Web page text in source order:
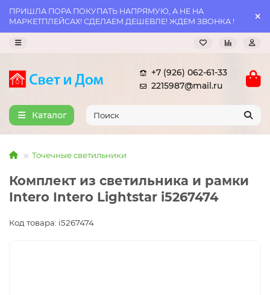
ПРИШЛА ПОРА ПОКУПАТЬ НАПРЯМУЮ, А НЕ НА
МАРКЕТПЛЕЙСАХ! СДЕЛАЕМ ДЕШЕВЛЕ! ЖДЕМ ЗВОНКА !
+7 (926) 062-61-33
2215987@mail.ru
Каталог
Точечные светильники
Комплект из светильника и рамки
Intero Intero Lightstar i5267474
Код товара: i5267474